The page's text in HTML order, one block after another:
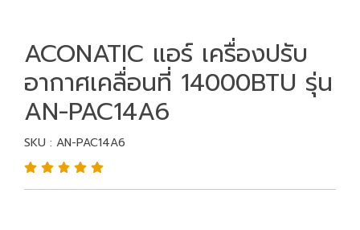
ACONATIC แอร์ เครื่องปรับ
อากาศเคลื่อนที่ 14000BTU รุ่น
AN-PAC14A6
SKU : AN-PAC14A6